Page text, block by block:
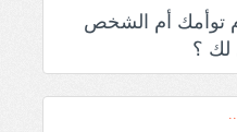
توأمك أم الشخص
لك ؟